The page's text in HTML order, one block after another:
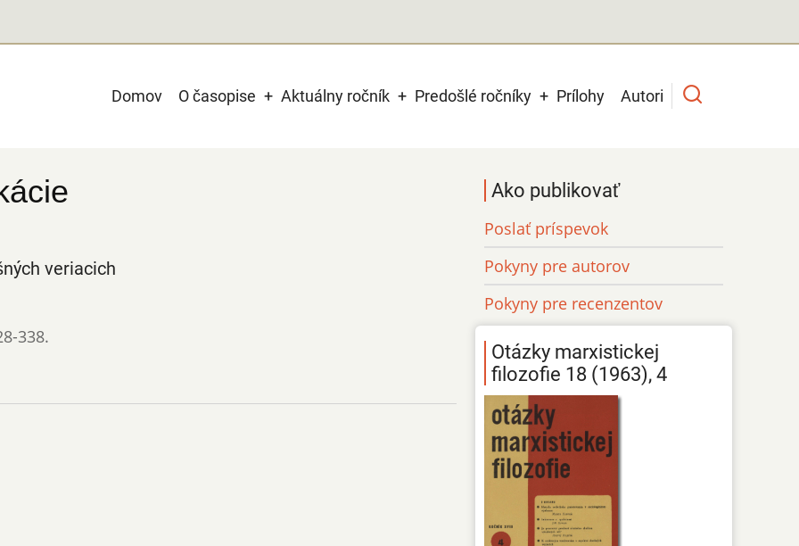
Main
Domov O časopise Aktuálny ročník Predošlé ročníky Prílohy Autori
veriacich
338.
Ako publikovať
Poslať príspevok
Pokyny pre autorov
Pokyny pre recenzentov
Otázky marxistickej
filozofie 18 (1963), 4